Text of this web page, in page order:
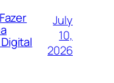
July
10,
2026